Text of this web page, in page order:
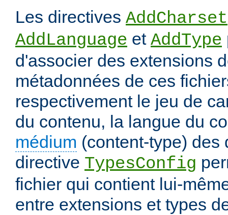
Les directives AddCharset
AddLanguage et AddType
d'associer des extensions
métadonnées de ces
respectivement le jeu de
du contenu, la langue du
médium (content-type) des
directive TypesConfig
fichier qui contient lui-
entre extensions et types